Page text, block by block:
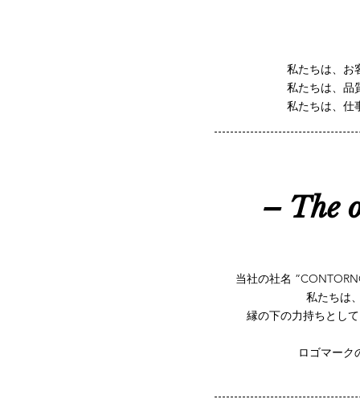
私たちは、お
私たちは、
私たちは、仕
– The
当社の社名
私たちは
縁の下の力持ちとし
ロゴマーク